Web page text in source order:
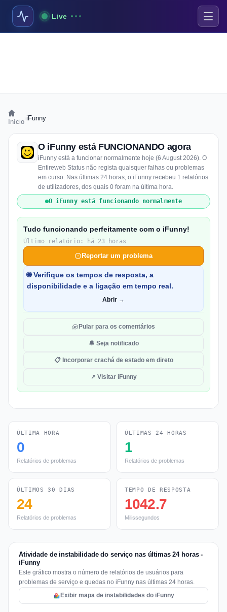
Live
Início iFunny
O iFunny está FUNCIONANDO agora
iFunny está a funcionar normalmente hoje (6 August 2026). O
Entireweb Status não regista quaisquer falhas ou problemas
em curso. Nas últimas 24 horas, o iFunny recebeu 1 relatórios
de utilizadores, dos quais 0 foram na última hora.
O iFunny está funcionando normalmente
Tudo funcionando perfeitamente com o iFunny!
Último relatório: há 23 horas
Reportar um problema
🌐 Verifique os tempos de resposta, a
disponibilidade e a ligação em tempo real.
Abrir →
Pular para os comentários
🔔 Seja notificado
📋 Incorporar crachá de estado em direto
↗ Visitar iFunny
ÚLTIMA HORA
0
Relatórios de problemas
ÚLTIMAS 24 HORAS
1
Relatórios de problemas
ÚLTIMOS 30 DIAS
24
Relatórios de problemas
TEMPO DE RESPOSTA
1042.7
Milissegundos
Atividade de instabilidade do serviço nas últimas 24 horas -
iFunny
Este gráfico mostra o número de relatórios de usuários para
problemas de serviço e quedas no iFunny nas últimas 24 horas.
Exibir mapa de instabilidades do iFunny